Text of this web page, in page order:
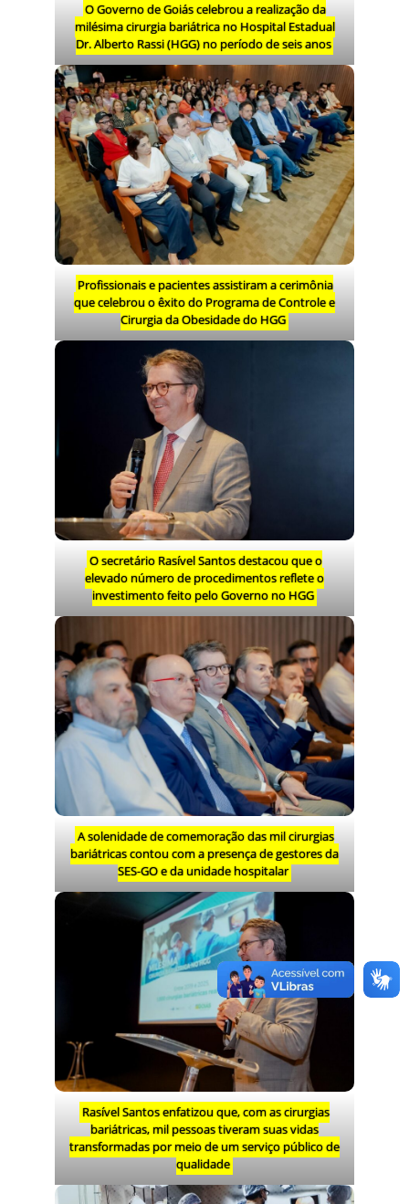
O Governo de Goiás celebrou a realização da
milésima cirurgia bariátrica no Hospital Estadual
Dr. Alberto Rassi (HGG) no período de seis anos
Profissionais e pacientes assistiram a cerimônia
que celebrou o êxito do Programa de Controle e
Cirurgia da Obesidade do HGG
O secretário Rasível Santos destacou que o
elevado número de procedimentos reflete o
investimento feito pelo Governo no HGG
A solenidade de comemoração das mil cirurgias
bariátricas contou com a presença de gestores da
SES-GO e da unidade hospitalar
Rasível Santos enfatizou que, com as cirurgias
bariátricas, mil pessoas tiveram suas vidas
transformadas por meio de um serviço público de
qualidade